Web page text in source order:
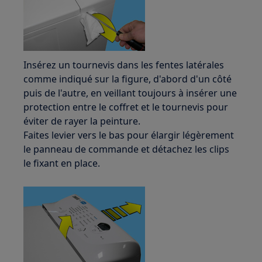
Insérez un tournevis dans les fentes latérales
comme indiqué sur la figure, d'abord d'un côté
puis de l'autre, en veillant toujours à insérer une
protection entre le coffret et le tournevis pour
éviter de rayer la peinture.
Faites levier vers le bas pour élargir légèrement
le panneau de commande et détachez les clips
le fixant en place.